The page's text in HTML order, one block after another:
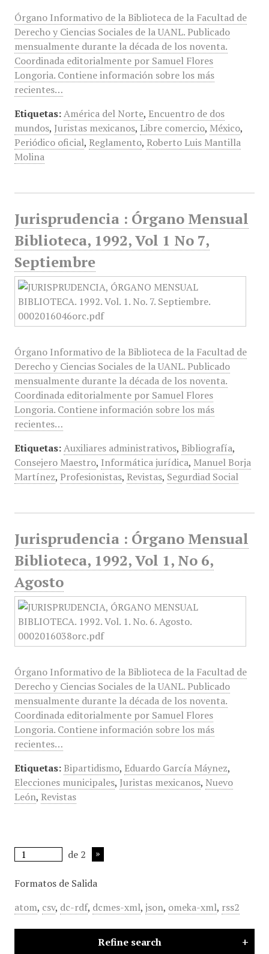
Órgano Informativo de la Biblioteca de la Facultad de
Derecho y Ciencias Sociales de la UANL. Publicado
mensualmente durante la década de los noventa.
Coordinada editorialmente por Samuel Flores
Longoria. Contiene información sobre los más
recientes…
Etiquetas: América del Norte, Encuentro de dos
mundos, Juristas mexicanos, Libre comercio, México,
Periódico oficial, Reglamento, Roberto Luis Mantilla
Molina
Jurisprudencia : Órgano Mensual
Biblioteca, 1992, Vol 1 No 7,
Septiembre
Órgano Informativo de la Biblioteca de la Facultad de
Derecho y Ciencias Sociales de la UANL. Publicado
mensualmente durante la década de los noventa.
Coordinada editorialmente por Samuel Flores
Longoria. Contiene información sobre los más
recientes…
Etiquetas: Auxiliares administrativos, Bibliografía,
Consejero Maestro, Informática jurídica, Manuel Borja
Martínez, Profesionistas, Revistas, Segurdiad Social
Jurisprudencia : Órgano Mensual
Biblioteca, 1992, Vol 1, No 6,
Agosto
Órgano Informativo de la Biblioteca de la Facultad de
Derecho y Ciencias Sociales de la UANL. Publicado
mensualmente durante la década de los noventa.
Coordinada editorialmente por Samuel Flores
Longoria. Contiene información sobre los más
recientes…
Etiquetas: Bipartidismo, Eduardo García Máynez,
Elecciones municipales, Juristas mexicanos, Nuevo
León, Revistas
de 2
Formatos de Salida
atom, csv, dc-rdf, dcmes-xml, json, omeka-xml, rss2
Refine search